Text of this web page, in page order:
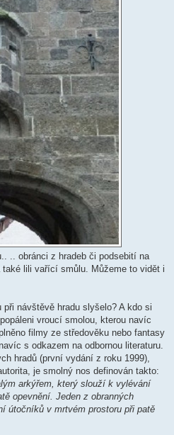
.. obránci z hradeb či podsebití na
lili vařící smůlu. Můžeme to vidět i
návštěvě hradu slyšelo? A kdo si
vroucí smolou, kterou navíc
filmy ze středověku nebo fantasy
s odkazem na odbornou literaturu.
hradů (první vydání z roku 1999),
je smolný nos definován takto:
arkýřem, který slouží k vylévání
opevnění. Jeden z obranných
útočníků v mrtvém prostoru při patě